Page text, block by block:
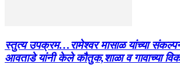
स्तुत्य उपक्रम…रामेश्वर मासाळ यांच्या
आवताडे यांनी केले कौतुक,शाळा व गावाच्या